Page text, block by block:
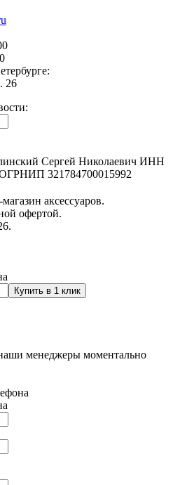
26
Сергей Николаевич ИНН
321784700015992
аксессуаров.
офертой.
Купить в 1 клик
менеджеры моментально